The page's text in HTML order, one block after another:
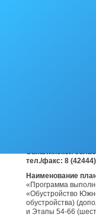
Сахалинской
тел./факс: 8
Наименование
«Программа
«Обустройство
обустройства)
и Этапы 54-66